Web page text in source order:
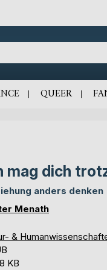
QUEER
mag dich
anders denken
Menath
&
KB